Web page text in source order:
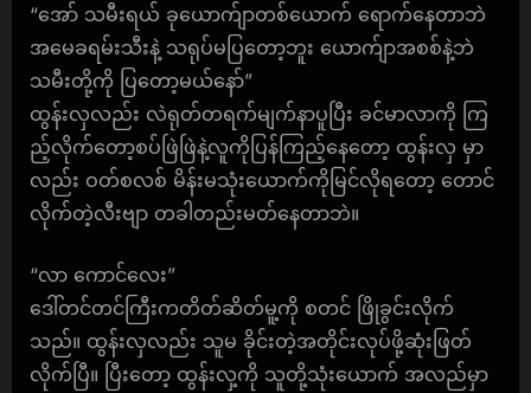
“အော် သမီးရယ် ခုယောက်ျာတစ်ယောက် ရောက်နေတာဘဲ
အမေခရမ်းသီးနဲ့ သရုပ်မပြတော့ဘူး ယောက်ျာအစစ်နဲ့ဘဲ
သမီးတို့ကို ပြတော့မယ်နော်”
ထွန်းလှလည်း လဲရုတ်တရက်မျက်နာပူပြီး ခင်မာလာကို ကြ
ည့်လိုက်တော့စပ်ဖြဲဖြဲနဲ့လူကိုပြန်ကြည့်နေတော့ ထွန်းလှ မှာ
လည်း ဝတ်စလစ် မိန်းမသုံးယောက်ကိုမြင်လိုရတော့ တောင်
လိုက်တဲ့လီးဗျာ တခါတည်းမတ်နေတာဘဲ။
“လာ ကောင်လေး”
ဒေါ်တင်တင်ကြီးကတိတ်ဆိတ်မူ့ကို စတင် ဖြိုခွင်းလိုက်
သည်။ ထွန်းလှလည်း သူမ ခိုင်းတဲ့အတိုင်းလုပ်ဖို့ဆုံးဖြတ်
လိုက်ပြီ။ ပြီးတော့ ထွန်းလှ့ကို သူတို့သုံးယောက် အလည်မှာ